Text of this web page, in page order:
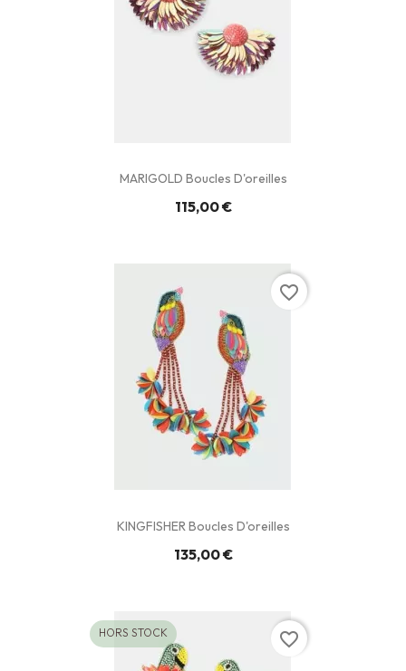
MARIGOLD Boucles D'oreilles
115,00 €
KINGFISHER Boucles D'oreilles
135,00 €
favorite_border
HORS STOCK favorite_border